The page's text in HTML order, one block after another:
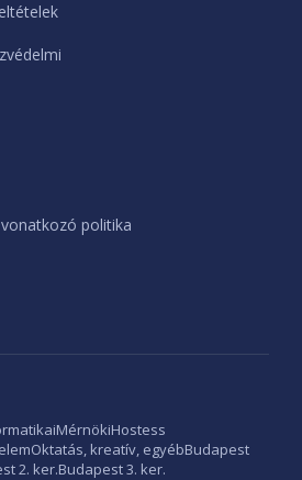
politika
MérnökiHostess
Oktatás, kreatív, egyébBudapest
2. ker.Budapest 3. ker.